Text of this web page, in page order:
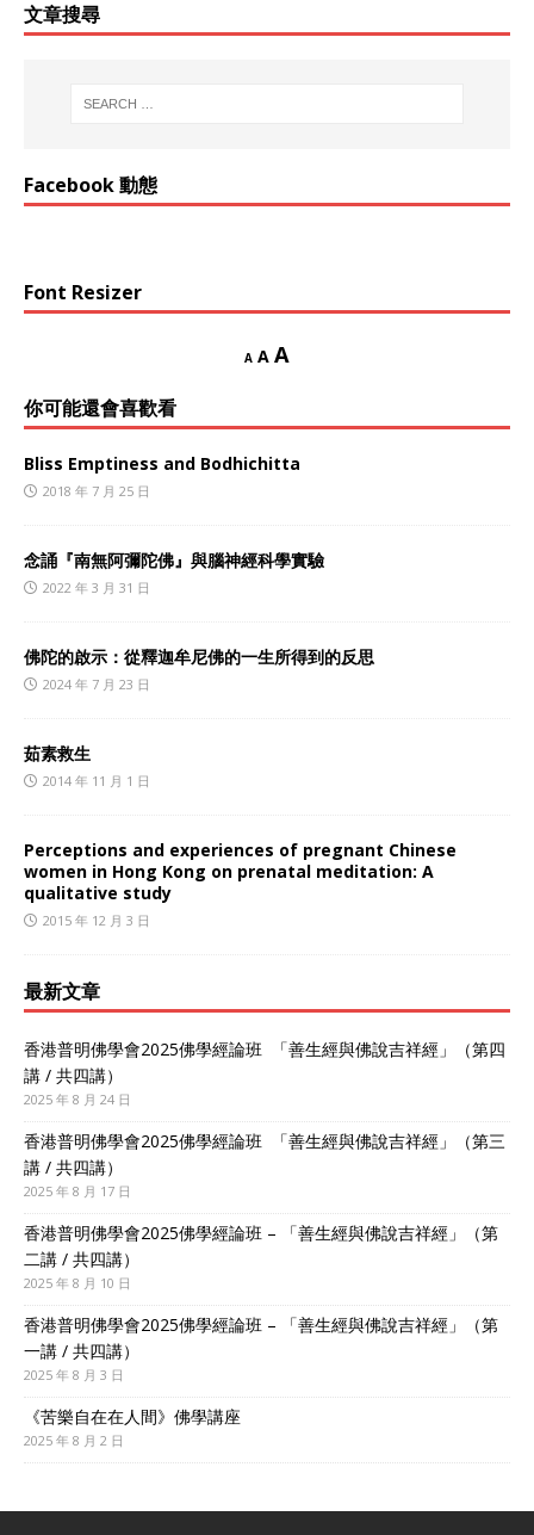
文章搜尋
Facebook 動態
Font Resizer
A A A
你可能還會喜歡看
Bliss Emptiness and Bodhichitta
2018 年 7 月 25 日
念誦『南無阿彌陀佛』與腦神經科學實驗
2022 年 3 月 31 日
佛陀的啟示：從釋迦牟尼佛的一生所得到的反思
2024 年 7 月 23 日
茹素救生
2014 年 11 月 1 日
Perceptions and experiences of pregnant Chinese
women in Hong Kong on prenatal meditation: A
qualitative study
2015 年 12 月 3 日
最新文章
香港普明佛學會2025佛學經論班 「善生經與佛說吉祥經」（第四
講 / 共四講）
2025 年 8 月 24 日
香港普明佛學會2025佛學經論班 「善生經與佛說吉祥經」（第三
講 / 共四講）
2025 年 8 月 17 日
香港普明佛學會2025佛學經論班 – 「善生經與佛說吉祥經」（第
二講 / 共四講）
2025 年 8 月 10 日
香港普明佛學會2025佛學經論班 – 「善生經與佛說吉祥經」（第
一講 / 共四講）
2025 年 8 月 3 日
《苦樂自在在人間》佛學講座
2025 年 8 月 2 日